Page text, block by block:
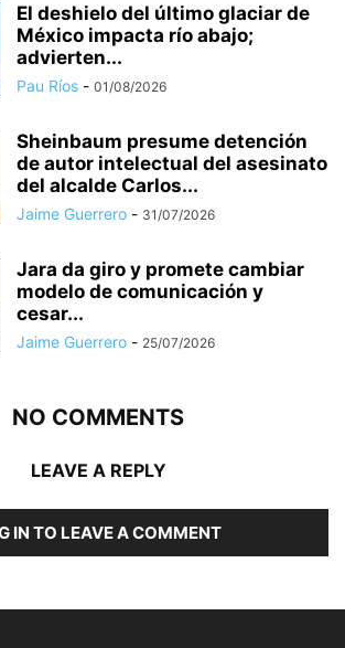
El deshielo del último glaciar de
México impacta río abajo;
advierten...
Pau Ríos - 01/08/2026
Sheinbaum presume detención
de autor intelectual del asesinato
del alcalde Carlos...
Jaime Guerrero - 31/07/2026
Jara da giro y promete cambiar
modelo de comunicación y
cesar...
Jaime Guerrero - 25/07/2026
NO COMMENTS
LEAVE A REPLY
IN TO LEAVE A COMMENT